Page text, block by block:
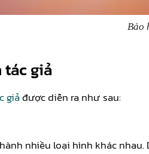
Bảo
tác giả
giảđược diễn ra như sau:
nhiều loại hình khác